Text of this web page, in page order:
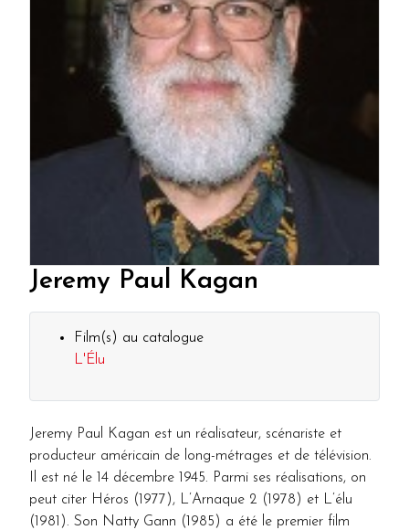
Jeremy Paul Kagan
Film(s) au catalogue
L'Élu
Jeremy Paul Kagan est un réalisateur, scénariste et
producteur américain de long-métrages et de télévision.
Il est né le 14 décembre 1945. Parmi ses réalisations, on
peut citer Héros (1977), L’Arnaque 2 (1978) et L’élu
(1981). Son Natty Gann (1985) a été le premier film